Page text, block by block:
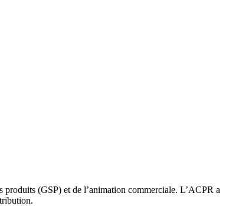
produits (GSP) et de l’animation commerciale. L’ACPR a